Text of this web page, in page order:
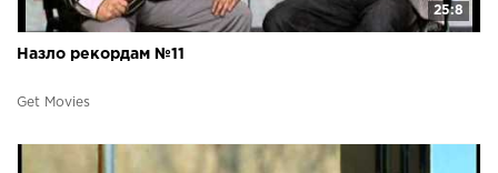
25:8
Назло рекордам №11
Get Movies